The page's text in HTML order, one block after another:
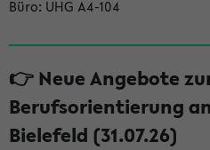
Büro: UHG A4-104
👉 Neue Angebote
Berufsorientierung
Bielefeld (31.07.26)